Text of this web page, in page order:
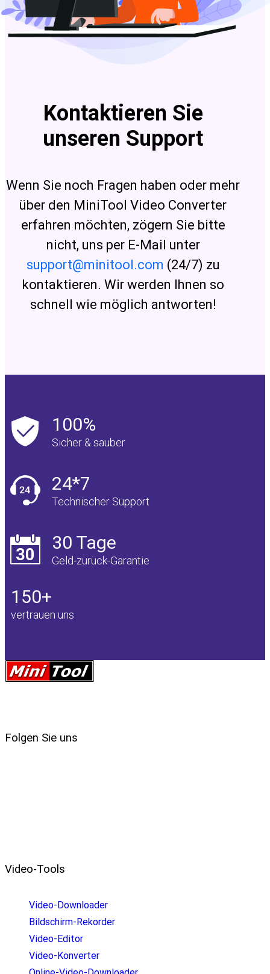
Kontaktieren Sie
unseren Support
Wenn Sie noch Fragen haben oder mehr
über den MiniTool Video Converter
erfahren möchten, zögern Sie bitte
nicht, uns per E-Mail unter
support@minitool.com (24/7) zu
kontaktieren. Wir werden Ihnen so
schnell wie möglich antworten!
100%
Sicher & sauber
24*7
Technischer Support
30 Tage
Geld-zurück-Garantie
150+
vertrauen uns
Folgen Sie uns
Video-Tools
Video-Downloader
Bildschirm-Rekorder
Video-Editor
Video-Konverter